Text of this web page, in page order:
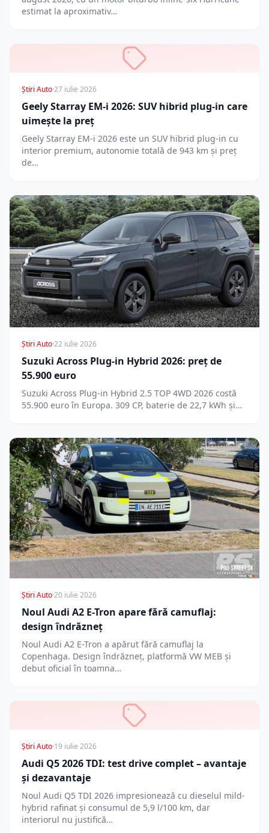
estimat la aproximativ…
Știri Auto·27 iulie 2026
Geely Starray EM-i 2026: SUV hibrid plug-in care
uimește la preț
Geely Starray EM-i 2026 este un SUV hibrid plug-in cu
interior premium, autonomie totală de 943 km și preț
de…
Știri Auto·22 iulie 2026
Suzuki Across Plug-in Hybrid 2026: preț de
55.900 euro
Suzuki Across Plug-in Hybrid 2.5 TOP 4WD 2026 costă
55.900 euro în Europa. 309 CP, baterie de 22,7 kWh și…
Știri Auto·20 iulie 2026
Noul Audi A2 E-Tron apare fără camuflaj:
design îndrăzneț
Noul Audi A2 E-Tron a apărut fără camuflaj la
Copenhaga. Design îndrăzneț, platformă VW MEB și
debut oficial în toamna…
Știri Auto·19 iulie 2026
Audi Q5 2026 TDI: test drive complet – avantaje
și dezavantaje
Noul Audi Q5 TDI 2026 impresionează cu dieselul mild-
hybrid rafinat și consumul de 5,9 l/100 km, dar
interiorul nu justifică…